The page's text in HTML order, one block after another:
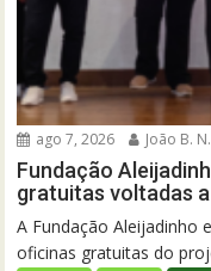
ago 7, 2026 João B.
Fundação
gratuitas voltadas
A Fundação Aleijadinho
oficinas gratuitas do